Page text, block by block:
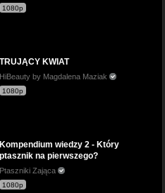
1080p
TRUJĄCY KWIAT
HiBeauty by Magdalena Maziak
1080p
Kompendium wiedzy 2 - Który
ptasznik na pierwszego?
Ptaszniki Zająca
1080p